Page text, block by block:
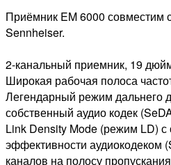
Приёмник EM 6000 совместим
Sennheiser.
2-канальный приемник, 19
Широкая рабочая полоса
Легендарный режим дальнего
собственный аудио кодек
Link Density Mode (режим LD)
эффективности аудиокодеком
каналов на полосу